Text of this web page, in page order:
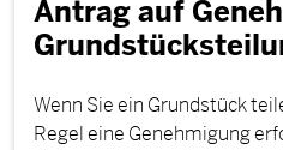
Antrag auf
Wenn Sie ein Grundstück
Regel eine Genehmigung